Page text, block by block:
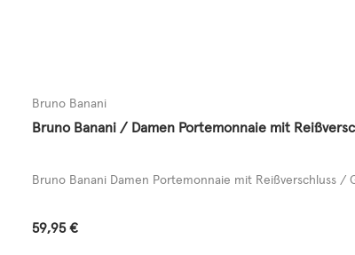
Bruno Banani
Bruno Banani / Damen Portemonnaie mit
Bruno Banani Damen Portemonnaie mit Reißverschluss
Regulärer Preis:
59,95 €